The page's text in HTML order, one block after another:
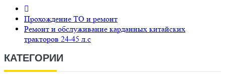
Прохождение ТО и ремонт
Ремонт и обслуживание карданных китайских
тракторов 24-45 л.с
КАТЕГОРИИ